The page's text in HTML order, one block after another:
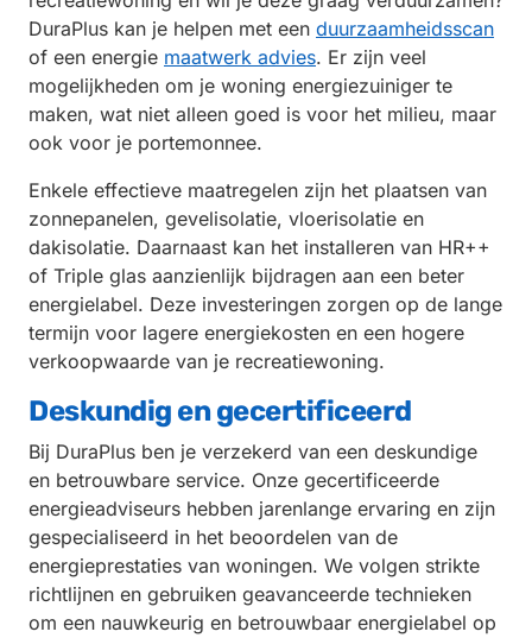
DuraPlus kan je helpen met een duurzaamheidsscan
of een energie maatwerk advies. Er zijn veel
mogelijkheden om je woning energiezuiniger te
maken, wat niet alleen goed is voor het milieu, maar
ook voor je portemonnee.
Enkele effectieve maatregelen zijn het plaatsen van
zonnepanelen, gevelisolatie, vloerisolatie en
dakisolatie. Daarnaast kan het installeren van HR++
of Triple glas aanzienlijk bijdragen aan een beter
energielabel. Deze investeringen zorgen op de lange
termijn voor lagere energiekosten en een hogere
verkoopwaarde van je recreatiewoning.
Deskundig en gecertificeerd
Bij DuraPlus ben je verzekerd van een deskundige
en betrouwbare service. Onze gecertificeerde
energieadviseurs hebben jarenlange ervaring en zijn
gespecialiseerd in het beoordelen van de
energieprestaties van woningen. We volgen strikte
richtlijnen en gebruiken geavanceerde technieken
om een nauwkeurig en betrouwbaar energielabel op